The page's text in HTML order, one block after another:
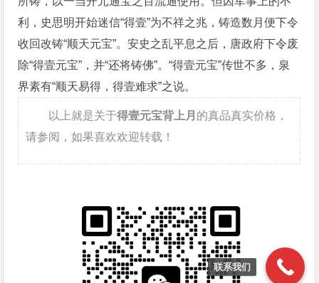
利，史思明开始迷信“得壹”为不祥之兆，铸造数月便下令
收回改铸“顺天元宝”。安史之乱平息之后，唐政府下令废
除“得壹元宝”，并“还将铸佛”。“得壹元宝”传世不多，泉
界素有“顺天易得，得壹难求”之说。
以上就是关于得壹元宝背上月 的真品真实价格，
请参阅，如果喜欢欢迎转载！
联系我们